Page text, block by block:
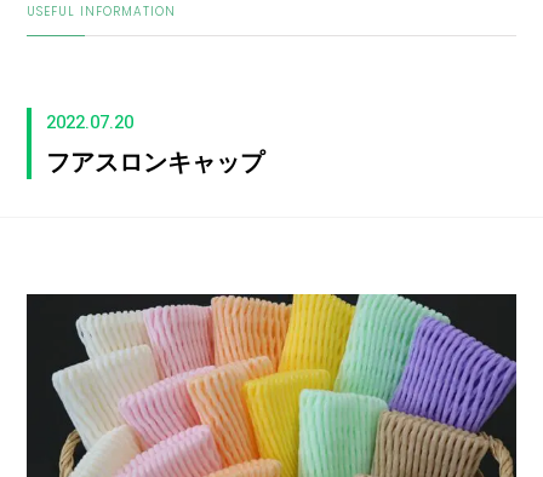
USEFUL INFORMATION
2022.07.20
フアスロンキャップ